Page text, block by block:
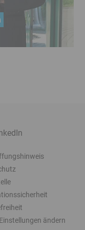
Peter Brehm,
ändern